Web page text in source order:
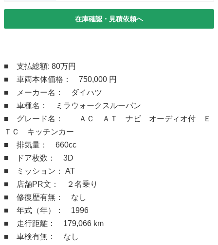
在庫確認・見積依頼へ
■ 支払総額: 80万円
■ 車両本体価格： 750,000 円
■ メーカー名： ダイハツ
■ 車種名： ミラウォークスルーバン
■ グレード名： ＡＣ ＡＴ ナビ オーディオ付 Ｅ
ＴＣ キッチンカー
■ 排気量： 660cc
■ ドア枚数： 3D
■ ミッション： AT
■ 店舗PR文： ２名乗り
■ 修復歴有無： なし
■ 年式（年）： 1996
■ 走行距離： 179,066 km
■ 車検有無： なし